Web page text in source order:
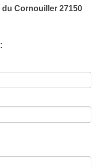
Cornouiller 27150